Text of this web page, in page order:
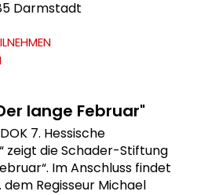
Darmstadt
lange Februar"
7. Hessische
zeigt die Schader-Stiftung
Im Anschluss findet
Regisseur Michael